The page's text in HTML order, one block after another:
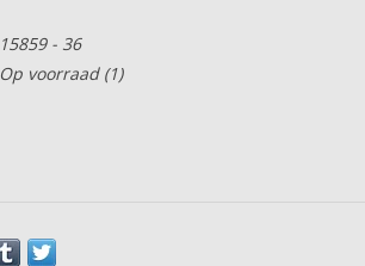
15859 - 36
Op voorraad(1)